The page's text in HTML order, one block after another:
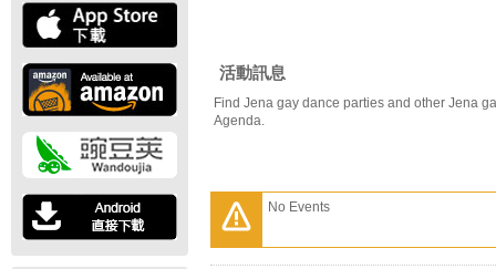
活動訊息
Find Jena gay dance parties and other Jena
Agenda.
No Events